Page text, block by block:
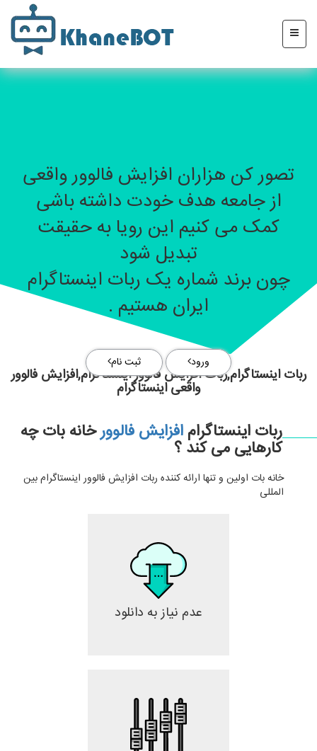
تصور کن هزاران افزایش فالوور واقعی
از جامعه هدف خودت داشته باشی
کمک می کنیم این رویا به حقیقت
تبدیل شود
چون برند شماره یک ربات اینستاگرام
ایران هستیم .
ورود ثبت نام
ربات اینستاگرام,ربات افزایش فالوور اینستاگرام,افزایش فالوور
واقعی اینستاگرام
ربات اینستاگرامافزایش فالوورخانه بات چه
کارهایی می کند ؟
خانه بات اولین و تنها ارائه کننده ربات افزایش فالوور اینستاگرام بین
المللی
عدم نیاز به دانلود